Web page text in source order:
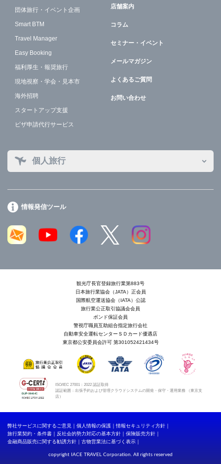
団体旅行・イベント企画
Smart BTM
Travel Manager
Easy Booking
福利厚生・報奨旅行
現地視察・学会・見本市
海外招聘
スタートアップ支援
ビザ申請代行サービス
店舗案内
コラム
セミナー・イベント
メールマガジン
よくあるご質問
お問い合わせ
個人旅行
情報発信ツール
観光庁長官登録旅行業第883号
日本旅行業協会（JATA）正会員
国際航空運送協会（IATA）公認
旅行業公正取引協議会会員
ボンド保証会員
警視庁職員互助組合指定旅行会社
自動車安全運転センターＳＤカード優遇店
東京都公安委員会許可 第301052421434号
ISO/IEC 27001：2022 認証取得
認証範囲：出張予約および管理クラウドシステムの開発・保守・運用業務 （東京支
店）
弊社サービスに関するご意見 個人情報の保護
情報セキュリティ方針
旅行業契約・条件書
反社会的勢力対応の基本方針
保険販売方針
金融商品販売に関する勧誘方針
古物営業法に基づく表示
copyright IACE TRAVEL Corporation. All rights reserved